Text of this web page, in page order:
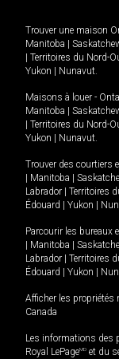
Trouver une maison
Manitoba
Territoires du Nord-
Yukon
Nunavut.
Maisons à louer -
Manitoba
Territoires du Nord-
Yukon
Nunavut.
Trouver des courtiers
Manitoba
Labrador
Territoires
Édouard
Yukon
Parcourir les bureaux
Manitoba
Labrador
Territoires
Édouard
Yukon
Afficher les propriétés
Canada
Les informations des
Royal LePageMD et du